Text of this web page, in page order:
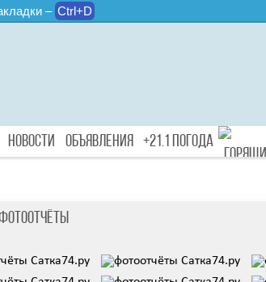
– Ctrl+D
Новости Объявления +21.1 Погода